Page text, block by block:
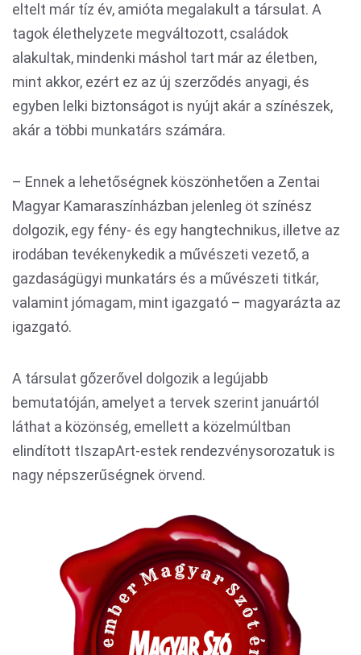
eltelt már tíz év, amióta megalakult a társulat. A
tagok élethelyzete megváltozott, családok
alakultak, mindenki máshol tart már az életben,
mint akkor, ezért ez az új szerződés anyagi, és
egyben lelki biztonságot is nyújt akár a színészek,
akár a többi munkatárs számára.
– Ennek a lehetőségnek köszönhetően a Zentai
Magyar Kamaraszínházban jelenleg öt színész
dolgozik, egy fény- és egy hangtechnikus, illetve az
irodában tevékenykedik a művészeti vezető, a
gazdaságügyi munkatárs és a művészeti titkár,
valamint jómagam, mint igazgató – magyarázta az
igazgató.
A társulat gőzerővel dolgozik a legújabb
bemutatóján, amelyet a tervek szerint januártól
láthat a közönség, emellett a közelmúltban
elindított tIszapArt-estek rendezvénysorozatuk is
nagy népszerűségnek örvend.